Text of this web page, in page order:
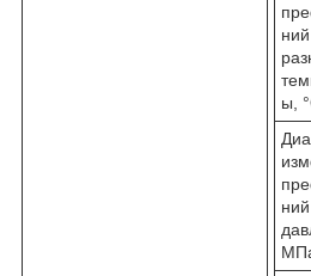
ы,